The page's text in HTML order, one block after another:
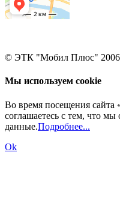
© ЭТК "Мобил Плюс" 2006
Мы используем cookie
Во время посещения
соглашаетесь с тем, что
данные.Подробнее...
Ok